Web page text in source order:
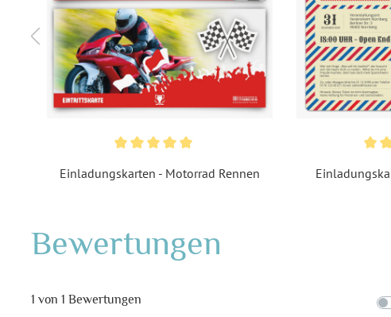
Einladungskarten - Motorrad Rennen
Bewertungen
1 von 1 Bewertungen